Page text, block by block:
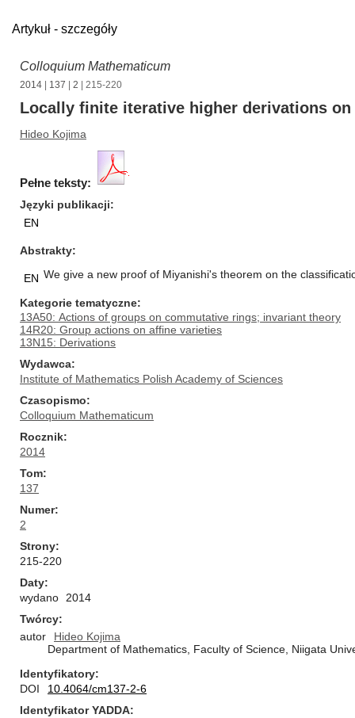
Artykuł - szczegóły
Colloquium Mathematicum
2014 137 2 | 215-220
Locally finite iterative higher derivations
Hideo Kojima
Pełne teksty:
Języki publikacji
EN
Abstrakty
EN We give a new proof of Miyanishi's theorem on the
Kategorie tematyczne
13A50: Actions of groups on commutative rings; invariant theory
14R20: Group actions on affine varieties
13N15: Derivations
Wydawca
Institute of Mathematics Polish Academy of Sciences
Czasopismo
Colloquium Mathematicum
Rocznik
2014
Tom
137
Numer
2
Strony
215-220
Daty
wydano
2014
Twórcy
autor
Hideo Kojima
Department of Mathematics, Faculty of Science, Niigata
Identyfikatory
DOI
10.4064/cm137-2-6
Identyfikator YADDA